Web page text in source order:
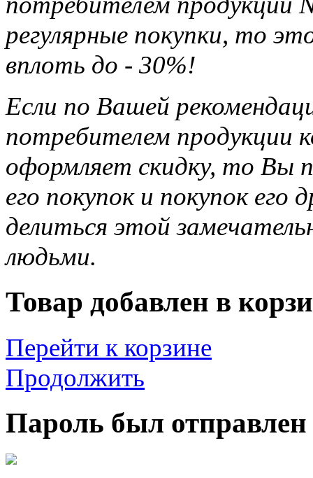
регулярные покупки, то
вплоть до - 30%!
Если по Вашей
потребителем продукции
оформляет скидку, то Вы
его покупок и покупок
делиться этой
людьми.
Товар добавлен в
Перейти к корзине
Продолжить
Пароль был